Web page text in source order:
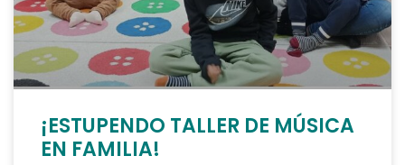
¡ESTUPENDO TALLER DE MÚSICA
EN FAMILIA!